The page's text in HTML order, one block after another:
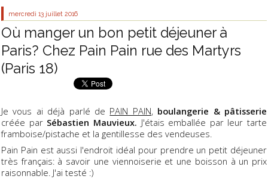
mercredi 13 juillet 2016
Où manger un bon petit déjeuner à
Paris? Chez Pain Pain rue des Martyrs
(Paris 18)
Je vous ai déjà parlé de PAIN PAIN, boulangerie & pâtisserie
créée par Sébastien Mauvieux. J'étais emballée par leur tarte
framboise/pistache et la gentillesse des vendeuses.
Pain Pain est aussi l'endroit idéal pour prendre un petit déjeuner
très français: à savoir une viennoiserie et une boisson à un prix
raisonnable. J'ai testé :)